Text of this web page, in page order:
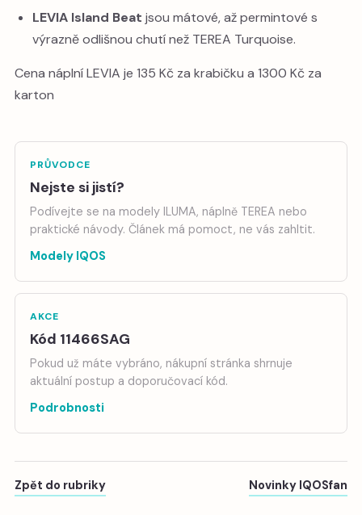
LEVIA Island Beat jsou mátové, až permintové s
výrazně odlišnou chutí než TEREA Turquoise.
Cena náplní LEVIA je 135 Kč za krabičku a 1300 Kč za
karton
PRŮVODCE
Nejste si jistí?
Podívejte se na modely ILUMA, náplně TEREA nebo
praktické návody. Článek má pomoct, ne vás zahltit.
Modely IQOS
AKCE
Kód 11466SAG
Pokud už máte vybráno, nákupní stránka shrnuje
aktuální postup a doporučovací kód.
Podrobnosti
Zpět do rubriky Novinky IQOSfan